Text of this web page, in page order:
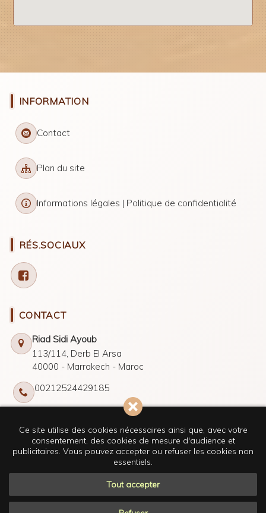
Ce site utilise des cookies nécessaires ainsi que, avec votre
consentement, des cookies de mesure d'audience et
publicitaires. Vous pouvez accepter ou refuser les cookies non
essentiels.
Tout accepter
INFORMATION
Contact
Plan du site
Informations légales | Politique de confidentialité
RÉS.SOCIAUX
CONTACT
Riad Sidi Ayoub
113/114, Derb El Arsa
40000 - Marrakech - Maroc
00212524429185
© Riad Sidi Ayoub 2026 -TOUS DROITS RÉSERVÉS
Net-Webdesign.com